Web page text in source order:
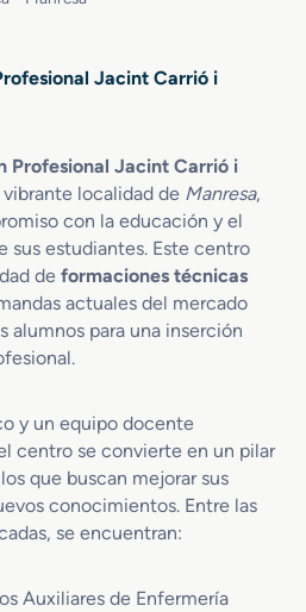
Jacint Carrió i
Profesional Jacint Carrió i
localidad de Manresa,
con la educación y el
sus estudiantes. Este centro
de formaciones técnicas
actuales del mercado
alumnos para una inserción
y un equipo docente
centro se convierte en un pilar
que buscan mejorar sus
conocimientos. Entre las
se encuentran:
Auxiliares de Enfermería